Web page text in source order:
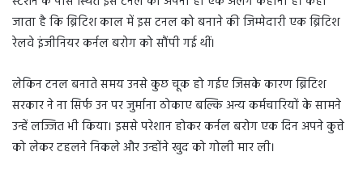
जाता है कि ब्रिटिश काल में इस टनल को बनाने की जिम्मेदारी एक ब्रिटिश
रेलवे इंजीनियर कर्नल बरोग को सौंपी गई थीं।
लेकिन टनल बनाते समय उनसे कुछ चूक हो गईए जिसके कारण ब्रिटिश
सरकार ने ना सिर्फ उन पर जुर्माना ठोकाए बल्कि अन्य कर्मचारियों के सामने
उन्हें लज्जित भी किया। इससे परेशान होकर कर्नल बरोग एक दिन अपने कुत्ते
को लेकर टहलने निकले और उन्होंने खुद को गोली मार ली।